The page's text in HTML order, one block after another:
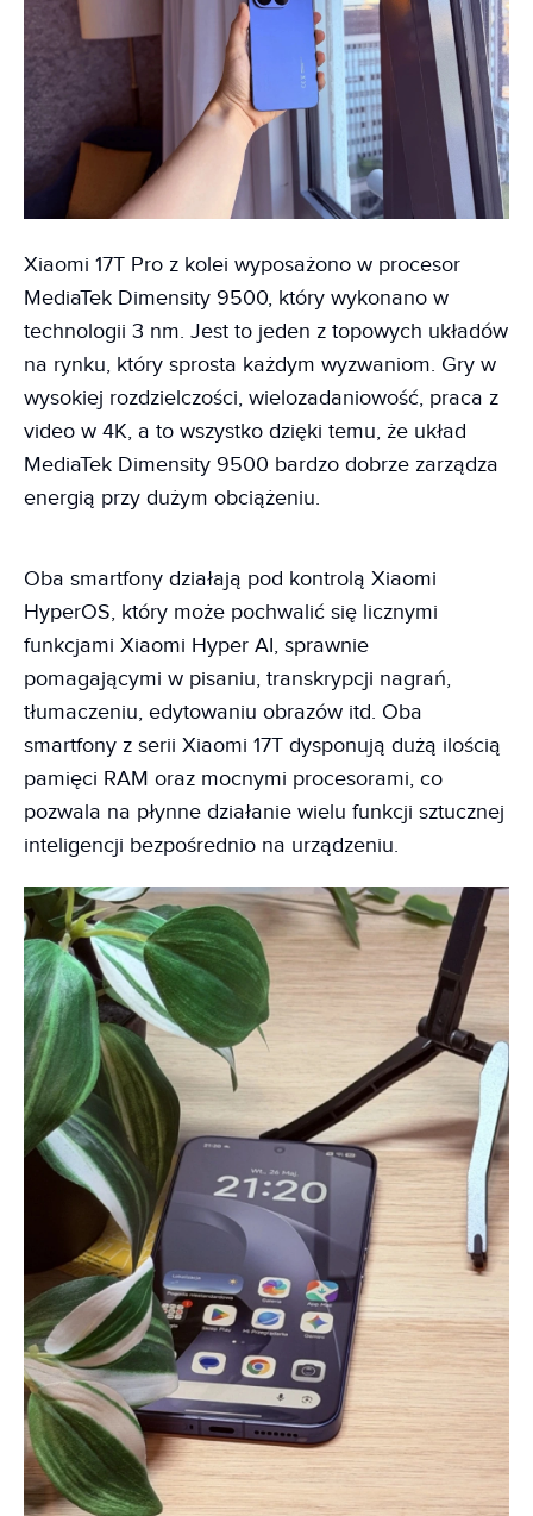
Xiaomi 17T Pro z kolei wyposażono w procesor
MediaTek Dimensity 9500, który wykonano w
technologii 3 nm. Jest to jeden z topowych układów
na rynku, który sprosta każdym wyzwaniom. Gry w
wysokiej rozdzielczości, wielozadaniowość, praca z
video w 4K, a to wszystko dzięki temu, że układ
MediaTek Dimensity 9500 bardzo dobrze zarządza
energią przy dużym obciążeniu.
Oba smartfony działają pod kontrolą Xiaomi
HyperOS, który może pochwalić się licznymi
funkcjami Xiaomi Hyper AI, sprawnie
pomagającymi w pisaniu, transkrypcji nagrań,
tłumaczeniu, edytowaniu obrazów itd. Oba
smartfony z serii Xiaomi 17T dysponują dużą ilością
pamięci RAM oraz mocnymi procesorami, co
pozwala na płynne działanie wielu funkcji sztucznej
inteligencji bezpośrednio na urządzeniu.